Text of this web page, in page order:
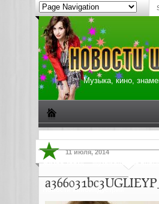
Музыка, кино,
Жизнь звезд Музыкальные
Новости киноиндустрии
11 июля, 2014